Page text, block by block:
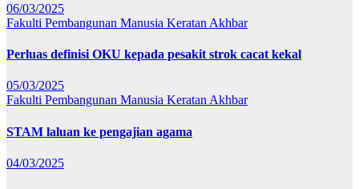
06/03/2025
Fakulti Pembangunan Manusia Keratan Akhbar
Perluas definisi OKU kepada pesakit strok cacat kekal
05/03/2025
Fakulti Pembangunan Manusia Keratan Akhbar
STAM laluan ke pengajian agama
04/03/2025